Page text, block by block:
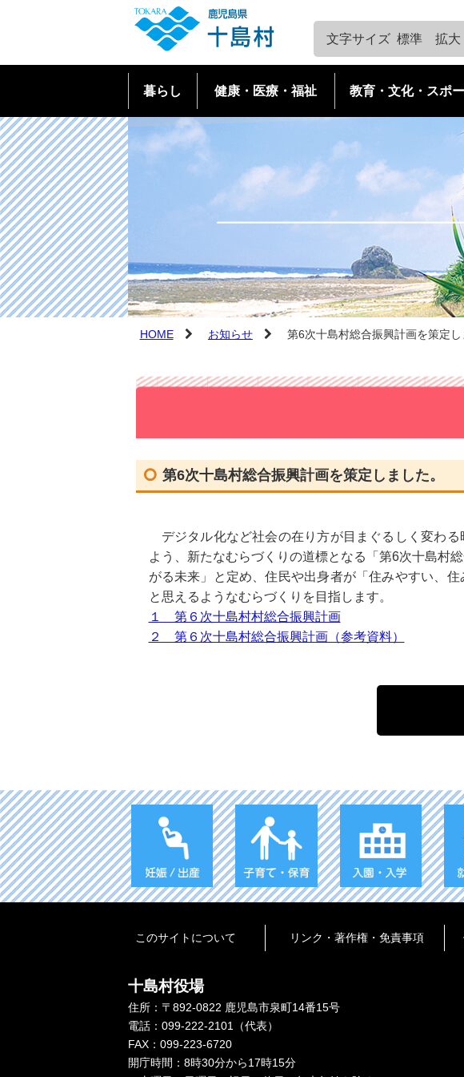
文字サイズ 標準 拡大
暮らし
戸籍・住民票・証明書
後期高齢者医療
転入・転出・転居
各種申請ダウンロ
水道
農林水産業
求人情報
防災情報
相談窓口
健康・医療・福祉
健康・医療
子育て支援
妊娠・出産
教育・文化・スポ
教育
とっておき観光ばなし
平島
悪石島
小宝島
島めぐり（観光地
口之島
中之島
諏訪之瀬島
平島
悪石島
小宝島
十島村の概要
悪石島
小宝島
宝島
庁舎案内
部署別紹介
HOME お知らせ 第6次十島村総合振興計画を策定し
第6次十島村総合振興計画を策定しました。
デジタル化など社会の在り方が目まぐるしく変わ
よう、新たなむらづくりの道標となる「第6次十島
がる未来」と定め、住民や出身者が「住みやすい、
と思えるようなむらづくりを目指します。
１ 第６次十島村村総合振興計画
２ 第６次十島村総合振興計画（参考資料）
このサイトについて リンク・著作権・免責事項
十島村役場
住所：〒892-0822 鹿児島市泉町14番15号
電話：099-222-2101（代表）
FAX：099-223-6720
開庁時間：8時30分から17時15分